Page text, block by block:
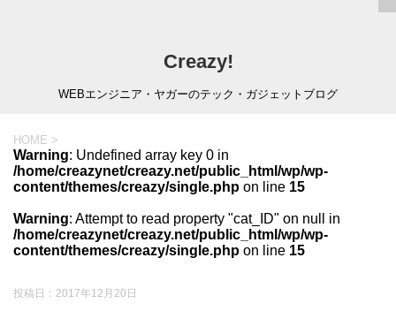
Creazy!
WEBエンジニア・ヤガーのテック・ガジェットブログ
HOME >
Warning: Undefined array key 0 in
/home/creazynet/creazy.net/public_html/wp/wp-
content/themes/creazy/single.php on line 15
Warning: Attempt to read property "cat_ID" on null in
/home/creazynet/creazy.net/public_html/wp/wp-
content/themes/creazy/single.php on line 15
投稿日： 2017年12月20日